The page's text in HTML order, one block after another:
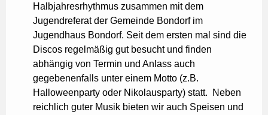
Halbjahresrhythmus zusammen mit dem
Jugendreferat der Gemeinde Bondorf im
Jugendhaus Bondorf. Seit dem ersten mal sind die
Discos regelmäßig gut besucht und finden
abhängig von Termin und Anlass auch
gegebenenfalls unter einem Motto (z.B.
Halloweenparty oder Nikolausparty) statt. Neben
reichlich guter Musik bieten wir auch Speisen und